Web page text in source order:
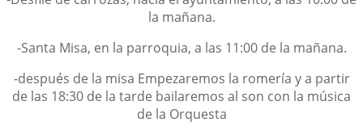
la mañana.
-Santa Misa, en la parroquia, a las 11:00 de la mañana.
-después de la misa Empezaremos la romería y a partir
de las 18:30 de la tarde bailaremos al son con la música
de la Orquesta